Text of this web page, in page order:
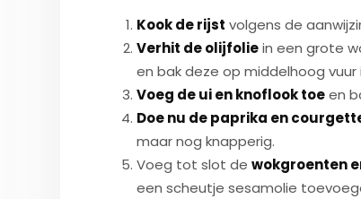
Kook de rijst volgens de
Verhit de olijfoliein een grote
en bak deze op middelhoog
Voeg de ui en knoflook toeen
Doe nu de paprika en
maar nog knapperig.
Voeg tot slot de wokgroenten
een scheutje sesamolie